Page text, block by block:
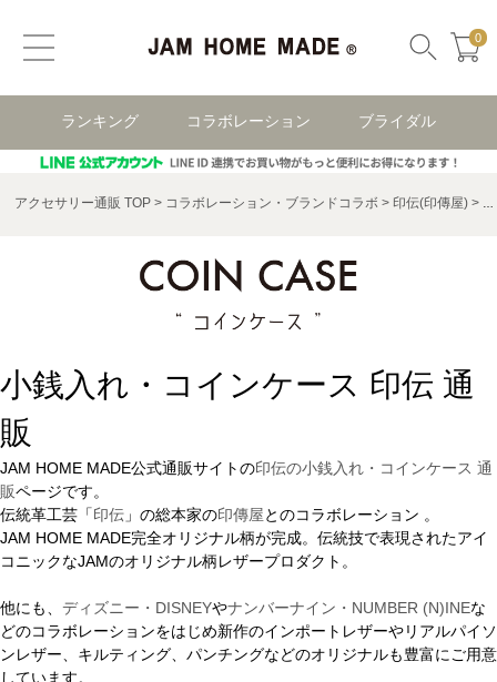
0
ランキング コラボレーション ブライダル
アクセサリー通販 TOP コラボレーション・ブランドコラボ 印伝(印傳屋)
小銭入れ・コインケース 印伝 通
販
JAM HOME MADE公式通販サイトの印伝の小銭入れ・コインケース 通
販ページです。
伝統革工芸「印伝 」の総本家の印傳屋とのコラボレーション 。
JAM HOME MADE完全オリジナル柄が完成。伝統技で表現されたアイ
コニックなJAMのオリジナル柄レザープロダクト。
他にも、 ディズニー・DISNEYやナンバーナイン・NUMBER (N)INEな
どのコラボレーションをはじめ新作のインポートレザーやリアルパイソ
ンレザー、キルティング、パンチングなどのオリジナルも豊富にご用意
しています。